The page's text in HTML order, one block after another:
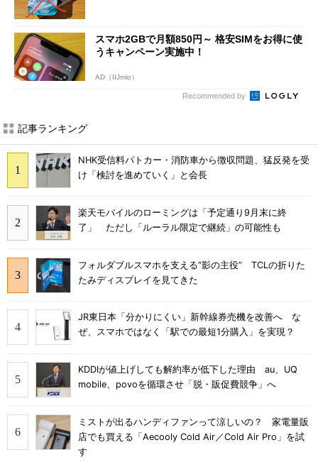
スマホ2GBで月額850円～ 格安SIMをお得に使
うキャンペーン実施中！
AD（IIJmio）
Recommended by
記事ランキング
NHK受信料パトカー・消防車から徴収問題、猛反発を受
け「検討を進めていく」と会長
楽天モバイルのローミングは「予定通り9月末に終
了」 ただし「ルーラル限定で継続」の可能性も
フォルダブルスマホを支える“影の主役” TCLの折りた
たみディスプレイを見てきた
JR東日本「分かりにくい」新幹線券売機を改善へ な
ぜ、スマホではなく「駅での最短1分購入」を実現？
KDDIが値上げしても解約率が低下した理由 au、UQ
mobile、povoを循環させ「脱・販促費競争」へ
ミストが出るハンディファンって涼しいの？ 家電量販
店でも買える「Aecooly Cold Air／Cold Air Pro」を試
す